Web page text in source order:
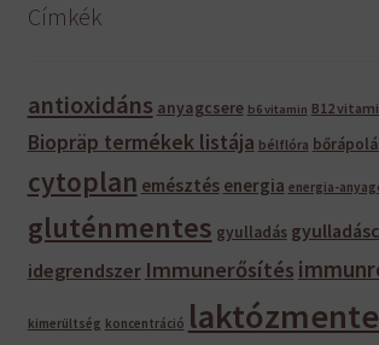
Címkék
antioxidáns anyagcsere b6 vitamin B12
Biopräp termékek listája bélflóra
cytoplan emésztés energia energia-
gluténmentes gyulladás
idegrendszer Immunerősítés
kimerültség koncentráció